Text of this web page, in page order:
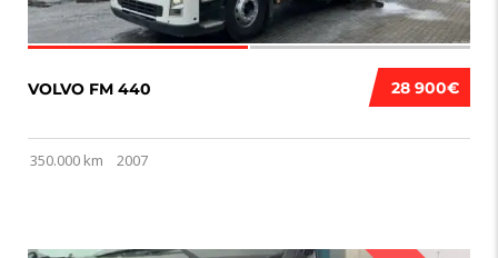
28 900€
VOLVO FM 440
350.000 km 2007